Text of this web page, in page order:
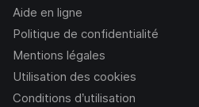
Aide en ligne
Politique de confidentialité
Mentions légales
Utilisation des cookies
Conditions d’utilisation